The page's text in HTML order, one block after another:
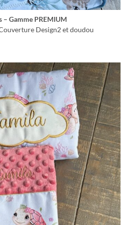
– Gamme PREMIUM
Design2 et doudou